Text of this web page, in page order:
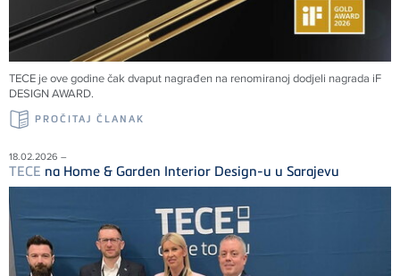
TECE je ove godine čak dvaput nagrađen na renomiranoj dodjeli nagrada iF
DESIGN AWARD.
PROČITAJ ČLANAK
18.02.2026 –
TECE na Home & Garden Interior Design-u u Sarajevu